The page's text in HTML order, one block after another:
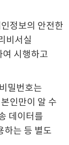
정보의 안전한
비서실
시행하고
밀번호는
인만이 알 수
데이터를
하는 등 별도